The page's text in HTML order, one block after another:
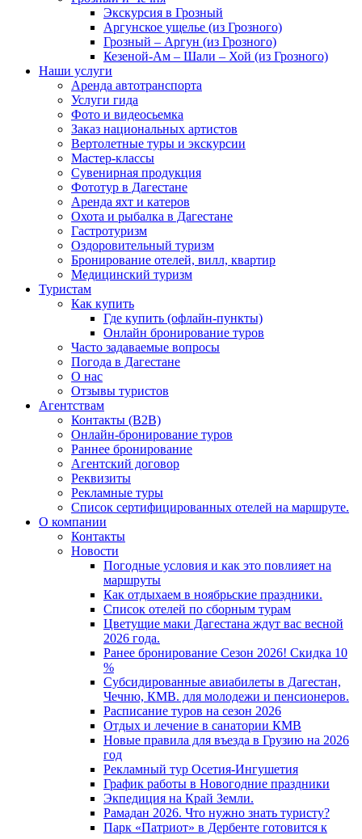
Экскурсия в Грозный
Аргунское ущелье (из Грозного)
Грозный – Аргун (из Грозного)
Кезеной-Ам – Шали – Хой (из Грозного)
Наши услуги
Аренда автотранспорта
Услуги гида
Фото и видеосьемка
Заказ национальных артистов
Вертолетные туры и экскурсии
Мастер-классы
Сувенирная продукция
Фототур в Дагестане
Аренда яхт и катеров
Охота и рыбалка в Дагестане
Гастротуризм
Оздоровительный туризм
Бронирование отелей, вилл, квартир
Медицинский туризм
Туристам
Как купить
Где купить (офлайн-пункты)
Онлайн бронирование туров
Часто задаваемые вопросы
Погода в Дагестане
О нас
Отзывы туристов
Агентствам
Контакты (B2B)
Онлайн-бронирование туров
Раннее бронирование
Агентский договор
Реквизиты
Рекламные туры
Список сертифицированных отелей на маршруте.
О компании
Контакты
Новости
Погодные условия и как это повлияет на
маршруты
Как отдыхаем в ноябрьские праздники.
Список отелей по сборным турам
Цветущие маки Дагестана ждут вас весной
2026 года.
Ранее бронирование Сезон 2026! Скидка 10
%
Субсидированные авиабилеты в Дагестан,
Чечню, КМВ. для молодежи и пенсионеров.
Расписание туров на сезон 2026
Отдых и лечение в санатории КМВ
Новые правила для въезда в Грузию на 2026
год
Рекламный тур Осетия-Ингушетия
График работы в Новогодние праздники
Экпедиция на Край Земли.
Рамадан 2026. Что нужно знать туристу?
Парк «Патриот» в Дербенте готовится к